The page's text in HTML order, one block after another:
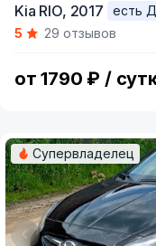
of
Kia RIO, 2017
есть
5
29 отзывов
от 1790 ₽ /
Супервладелец